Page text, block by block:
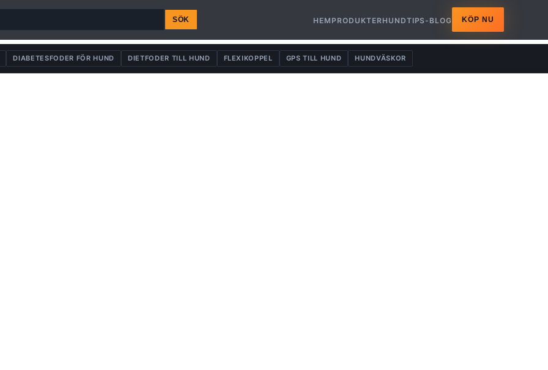
SÖK HEM PRODUKTERHUNDTIPS-BLOG KÖP NU
DIABETESFODER FÖR HUND DIETFODER TILL HUND FLEXIKOPPEL GPS TILL HUND HUNDVÄSKOR